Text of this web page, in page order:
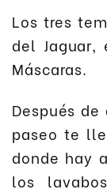
Los tres
del
Máscaras.
Después
paseo te
donde hay
los